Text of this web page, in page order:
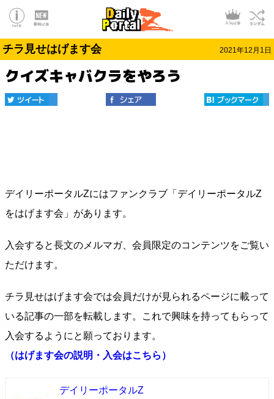
チラ見せはげます会 2021年12月1日
クイズキャバクラをやろう
デイリーポータルZにはファンクラブ「デイリーポータルZ
をはげます会」があります。
入会すると長文のメルマガ、会員限定のコンテンツをご覧い
ただけます。
チラ見せはげます会では会員だけが見られるページに載って
いる記事の一部を転載します。これで興味を持ってもらって
入会するようにと願っております。
（はげます会の説明・入会はこちら）
デイリーポータルZ